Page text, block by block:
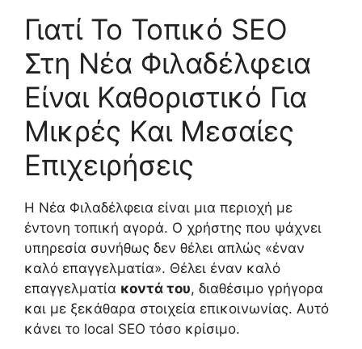
Γιατί Το Τοπικό SEO
Στη Νέα Φιλαδέλφεια
Είναι Καθοριστικό Για
Μικρές Και Μεσαίες
Επιχειρήσεις
Η Νέα Φιλαδέλφεια είναι μια περιοχή με
έντονη τοπική αγορά. Ο χρήστης που ψάχνει
υπηρεσία συνήθως δεν θέλει απλώς «έναν
καλό επαγγελματία». Θέλει έναν καλό
επαγγελματία κοντά του, διαθέσιμο γρήγορα
και με ξεκάθαρα στοιχεία επικοινωνίας. Αυτό
κάνει το local SEO τόσο κρίσιμο.